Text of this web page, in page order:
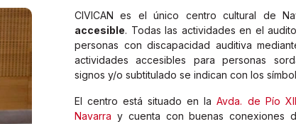
CIVICAN es el único centro cultural de
accesible. Todas las actividades en el
personas con discapacidad auditiva
actividades accesibles para personas
signos y/o subtitulado se indican con los
El centro está situado en laAvda. de Pío
Navarra y cuenta con buenas conexiones